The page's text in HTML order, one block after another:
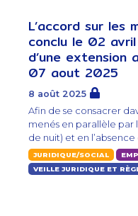
L’accord sur les
conclu le 02
d’une extension
07 aout 2025
8 août 2025
Afin de se consacrer
menés en parallèle par
de nuit) et en
JURIDIQUE/SOCIAL
VEILLE JURIDIQUE ET